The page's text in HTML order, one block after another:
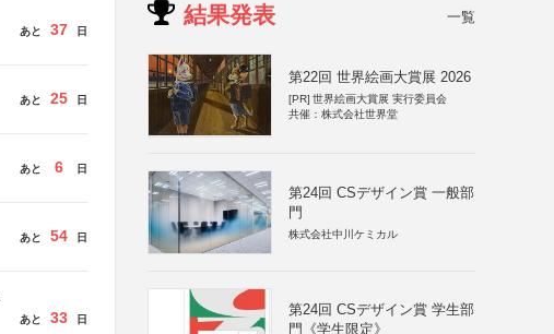
あと 37 日
あと 25 日
あと 6 日
あと 54 日
あと 33 日
結果発表 一覧
第22回 世界絵画大賞展 2026
[PR] 世界絵画大賞展 実行委員会
共催：株式会社世界堂
第24回 CSデザイン賞 一般部
門
株式会社中川ケミカル
第24回 CSデザイン賞 学生部
門《学生限定》